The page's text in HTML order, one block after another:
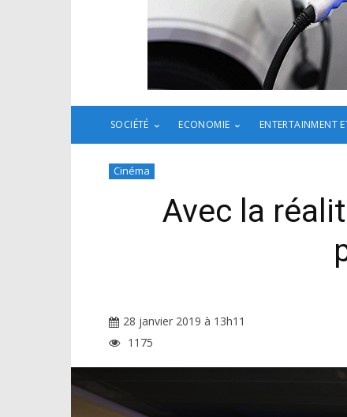
SOCIÉTÉ ECONOMIE ENTERTAINMENT
Cinéma
Avec la
28 janvier 2019 à 13h11
1175